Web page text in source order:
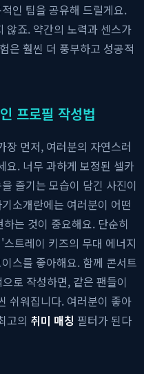
인 팁을 공유해 드릴게요.
않죠. 약간의 노력과 센스가
은 훨씬 더 풍부하고 성공적
프로필 작성법
장 먼저, 여러분의 자연스러
요. 너무 과하게 보정된 셀카
즐기는 모습이 담긴 사진이
소개란에는 여러분이 어떤
는 것이 중요해요. 단순히
트레이 키즈의 무대 에너지
스를 좋아해요. 함께 콘서트
로 작성하면, 같은 팬들이
쉬워집니다. 여러분이 좋아
고의 취미 매칭 필터가 된다